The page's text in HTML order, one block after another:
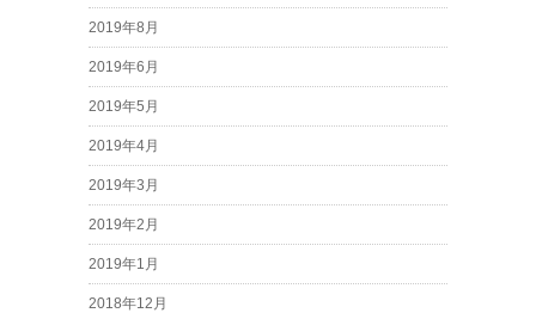
2019年8月
2019年6月
2019年5月
2019年4月
2019年3月
2019年2月
2019年1月
2018年12月